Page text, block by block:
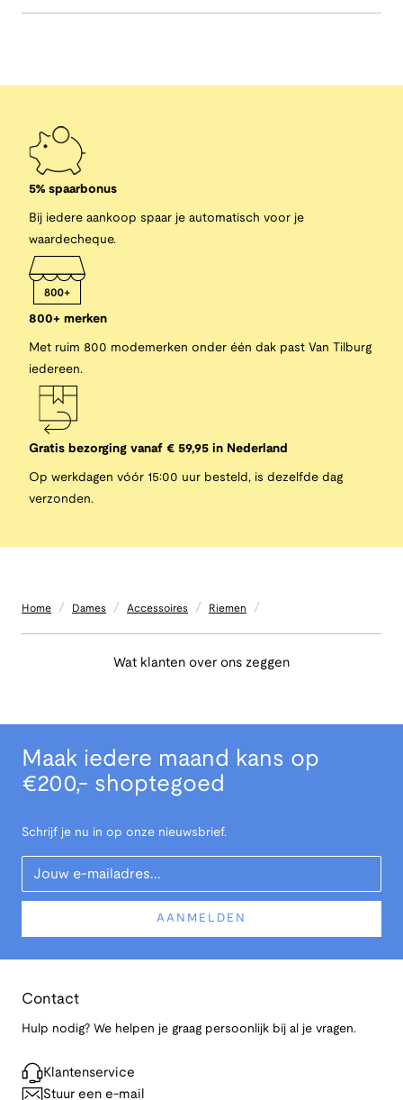
5% spaarbonus
Bij iedere aankoop spaar je automatisch voor je
waardecheque.
800+ merken
Met ruim 800 modemerken onder één dak past Van Tilburg
iedereen.
Gratis bezorging vanaf € 59,95 in Nederland
Op werkdagen vóór 15:00 uur besteld, is dezelfde dag
verzonden.
Home / Dames / Accessoires / Riemen /
Wat klanten over ons zeggen
Maak iedere maand kans op
€200,- shoptegoed
Schrijf je nu in op onze nieuwsbrief.
Your Email
AANMELDEN
Contact
Hulp nodig? We helpen je graag persoonlijk bij al je vragen.
Klantenservice
Stuur een e-mail